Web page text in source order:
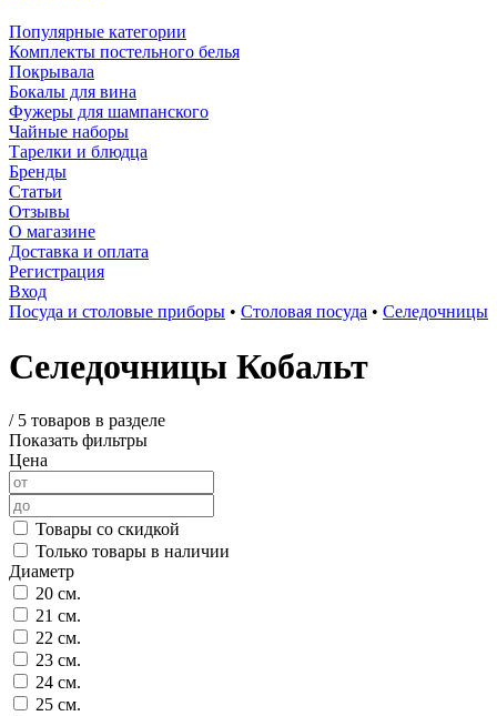
Популярные категории
Комплекты постельного белья
Покрывала
Бокалы для вина
Фужеры для шампанского
Чайные наборы
Тарелки и блюдца
Бренды
Статьи
Отзывы
О магазине
Доставка и оплата
Регистрация
Вход
Посуда и столовые приборы • Столовая посуда • Селедочницы
Селедочницы Кобальт
/ 5 товаров в разделе
Показать фильтры
Цена
Товары со скидкой
Только товары в наличии
Диаметр
20 см.
21 см.
22 см.
23 см.
24 см.
25 см.